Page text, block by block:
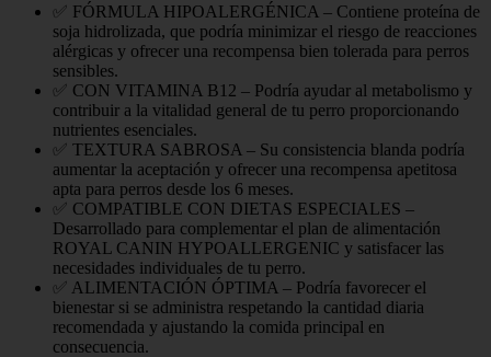
✅ FÓRMULA HIPOALERGÉNICA – Contiene proteína de
soja hidrolizada, que podría minimizar el riesgo de reacciones
alérgicas y ofrecer una recompensa bien tolerada para perros
sensibles.
✅ CON VITAMINA B12 – Podría ayudar al metabolismo y
contribuir a la vitalidad general de tu perro proporcionando
nutrientes esenciales.
✅ TEXTURA SABROSA – Su consistencia blanda podría
aumentar la aceptación y ofrecer una recompensa apetitosa
apta para perros desde los 6 meses.
✅ COMPATIBLE CON DIETAS ESPECIALES –
Desarrollado para complementar el plan de alimentación
ROYAL CANIN HYPOALLERGENIC y satisfacer las
necesidades individuales de tu perro.
✅ ALIMENTACIÓN ÓPTIMA – Podría favorecer el
bienestar si se administra respetando la cantidad diaria
recomendada y ajustando la comida principal en
consecuencia.